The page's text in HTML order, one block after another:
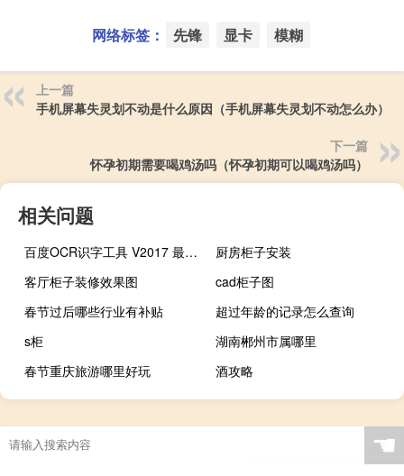
网络标签： 先锋 显卡 模糊
上一篇
手机屏幕失灵划不动是什么原因（手机屏幕失灵划不动怎么办）
下一篇
怀孕初期需要喝鸡汤吗（怀孕初期可以喝鸡汤吗）
相关问题
百度OCR识字工具 V2017 最新版（百度OCR识字工具 V2017 最新版功能简介）
厨房柜子安装
客厅柜子装修效果图
cad柜子图
春节过后哪些行业有补贴
超过年龄的记录怎么查询
s柜
湖南郴州市属哪里
春节重庆旅游哪里好玩
酒攻略
☚